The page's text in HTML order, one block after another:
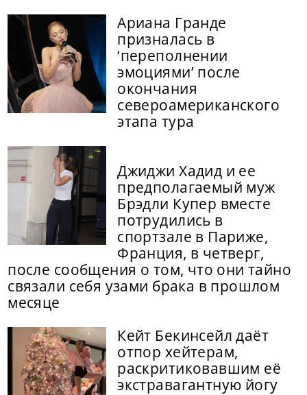
Ариана Гранде
призналась в
‘переполнении
эмоциями’ после
окончания
североамериканского
этапа тура
Джиджи Хадид и ее
предполагаемый муж
Брэдли Купер вместе
потрудились в
спортзале в Париже,
Франция, в четверг,
после сообщения о том, что они тайно
связали себя узами брака в прошлом
месяце
Кейт Бекинсейл даёт
отпор хейтерам,
раскритиковавшим её
экстравагантную йогу